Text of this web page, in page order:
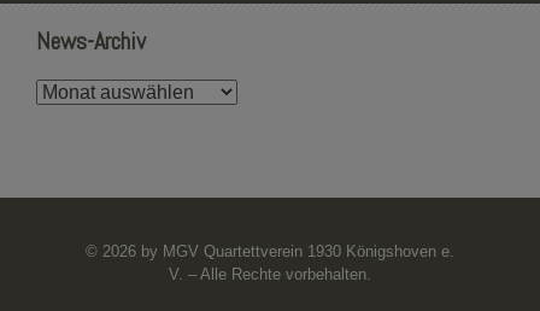
News-Archiv
News-
© 2026 by MGV Quartettverein 1930 Königshoven e.
V. – Alle Rechte vorbehalten.